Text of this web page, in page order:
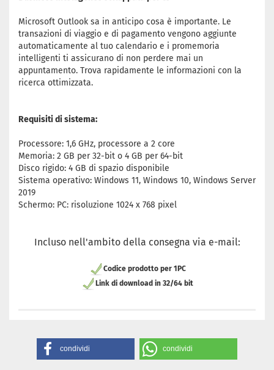
Microsoft Outlook sa in anticipo cosa è importante. Le
transazioni di viaggio e di pagamento vengono aggiunte
automaticamente al tuo calendario e i promemoria
intelligenti ti assicurano di non perdere mai un
appuntamento. Trova rapidamente le informazioni con la
ricerca ottimizzata.
Requisiti di sistema:
Processore: 1,6 GHz, processore a 2 core
Memoria: 2 GB per 32-bit o 4 GB per 64-bit
Disco rigido: 4 GB di spazio disponibile
Sistema operativo: Windows 11, Windows 10, Windows Server
2019
Schermo: PC: risoluzione 1024 x 768 pixel
Incluso nell'ambito della consegna via e-mail:
Codice prodotto per 1PC
Link di download in 32/64 bit
condividi condividi